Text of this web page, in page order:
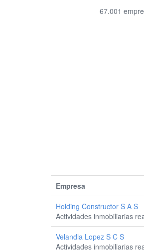
67.001
Empresa
Holding Constructor S A S
Actividades inmobiliarias
Velandia Lopez S C S
Actividades inmobiliarias